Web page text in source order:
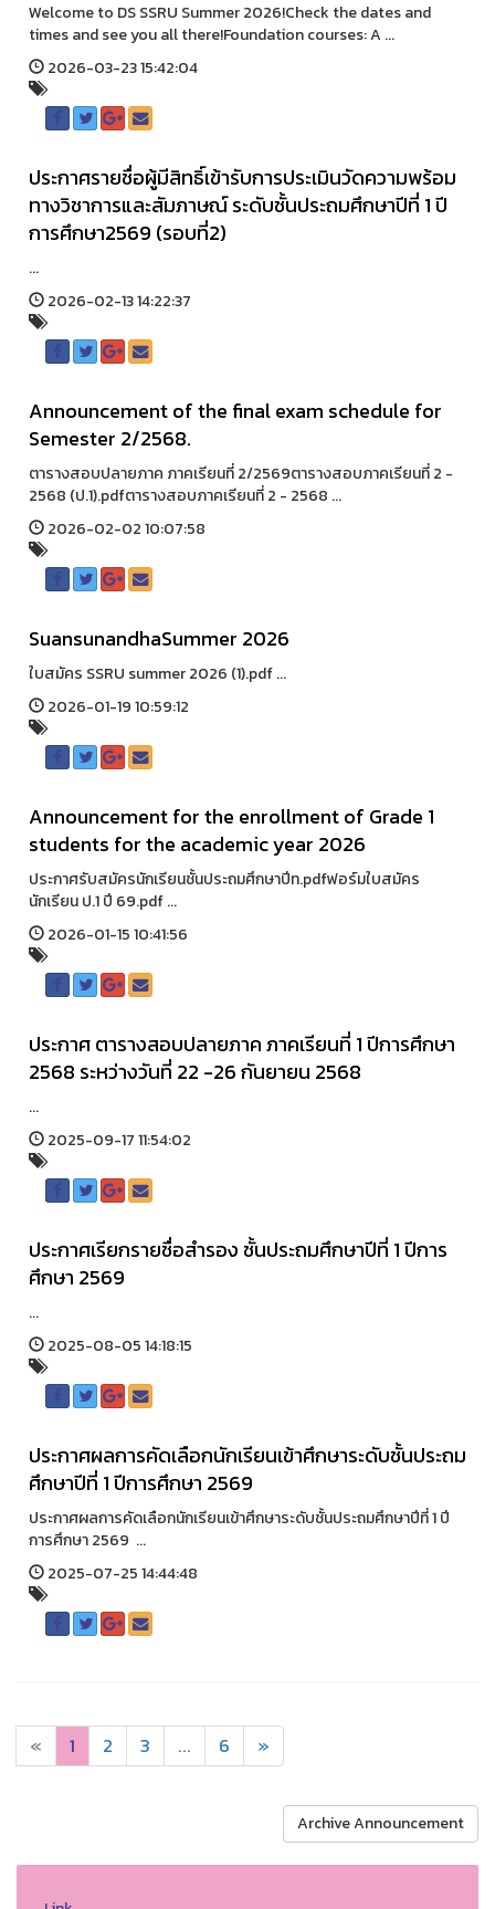
Welcome to DS SSRU Summer 2026!Check the dates and
times and see you all there!Foundation courses: A ...
2026-03-23 15:42:04
ประกาศรายชื่อผู้มีสิทธิ์เข้ารับการประเมินวัดความพร้อม
ทางวิชาการและสัมภาษณ์ ระดับชั้นประถมศึกษาปีที่ 1 ปี
การศึกษา2569 (รอบที่2)
...
2026-02-13 14:22:37
Announcement of the final exam schedule for
Semester 2/2568.
ตารางสอบปลายภาค ภาคเรียนที่ 2/2569ตารางสอบภาคเรียนที่ 2 -
2568 (ป.1).pdfตารางสอบภาคเรียนที่ 2 - 2568 ...
2026-02-02 10:07:58
SuansunandhaSummer 2026
ใบสมัคร SSRU summer 2026 (1).pdf ...
2026-01-19 10:59:12
Announcement for the enrollment of Grade 1
students for the academic year 2026
ประกาศรับสมัครนักเรียนชั้นประถมศึกษาปีท.pdfฟอร์มใบสมัคร
นักเรียน ป.1 ปี 69.pdf ...
2026-01-15 10:41:56
ประกาศ ตารางสอบปลายภาค ภาคเรียนที่ 1 ปีการศึกษา
2568 ระหว่างวันที่ 22 -26 กันยายน 2568
...
2025-09-17 11:54:02
ประกาศเรียกรายชื่อสำรอง ชั้นประถมศึกษาปีที่ 1 ปีการ
ศึกษา 2569
...
2025-08-05 14:18:15
ประกาศผลการคัดเลือกนักเรียนเข้าศึกษาระดับชั้นประถม
ศึกษาปีที่ 1 ปีการศึกษา 2569
ประกาศผลการคัดเลือกนักเรียนเข้าศึกษาระดับชั้นประถมศึกษาปีที่ 1 ปี
การศึกษา 2569 ...
2025-07-25 14:44:48
« 1 2 3 ... 6 »
Archive Announcement